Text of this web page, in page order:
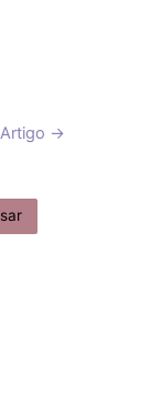
→